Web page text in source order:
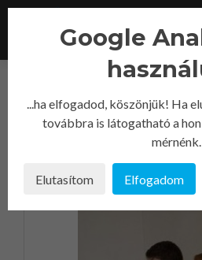
Month:
Google
...ha elfogadod, köszönjük! Ha
továbbra is látogatható a
mérnénk.
Elutasítom Elfogadom